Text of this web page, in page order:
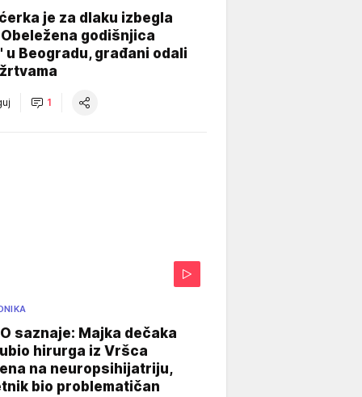
je za dlaku izbegla
godišnjica
u Beogradu, građani odali
1
saznaje: Majka dečaka
hirurga iz Vršca
na neuropsihijatriju,
bio problematičan